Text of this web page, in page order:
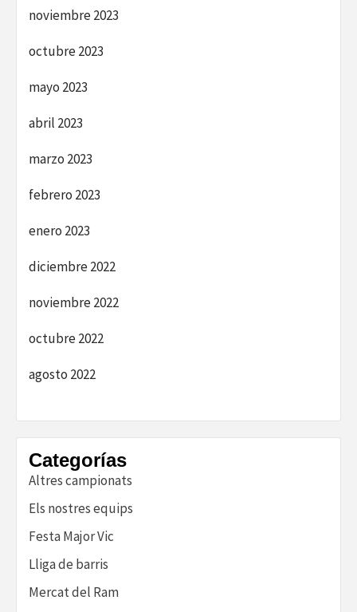
noviembre 2023
octubre 2023
mayo 2023
abril 2023
marzo 2023
febrero 2023
enero 2023
diciembre 2022
noviembre 2022
octubre 2022
agosto 2022
Categorías
Altres campionats
Els nostres equips
Festa Major Vic
Lliga de barris
Mercat del Ram